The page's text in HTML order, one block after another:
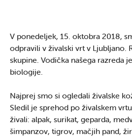
V ponedeljek, 15. oktobra 2018,
odpravili v živalski vrt v Ljubljano.
skupine. Vodička našega razreda
biologije.
Najprej smo si ogledali živalske
Sledil je sprehod po živalskem
živali: alpak, surikat, geparda,
šimpanzov, tigrov, mačjih pand,